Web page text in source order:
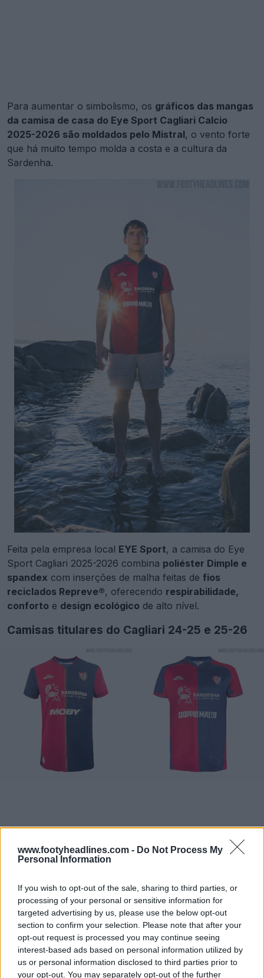
www.footyheadlines.com - Do Not Process My
Personal Information
If you wish to opt-out of the sale, sharing to third parties, or
processing of your personal or sensitive information for
targeted advertising by us, please use the below opt-out
section to confirm your selection. Please note that after your
opt-out request is processed you may continue seeing
interest-based ads based on personal information utilized by
us or personal information disclosed to third parties prior to
your opt-out. You may separately opt-out of the further
Para aumentar o simbolismo, os gráficos das mangas
da camisa de casa do Eye Sport Cagliari Calcio
2025-2026 são moldados pelo Mistral, o vento forte
que há muito tempo molda a costa e a cultura da
Sardenha.
Feita pela empresa local EYE Sport, a camisa do Eye
Sport Cagliari 2025-2026 combina poliéster Dimple e
spandex com inserções de malha feitas de fios
reciclados Repreve®, oferecendo respirabilidade,
conforto e design ecológico de alto nível.
Camisas titulares do Cagliari 24-25 e 25-26